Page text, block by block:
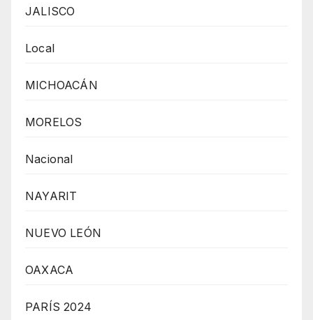
JALISCO
Local
MICHOACÁN
MORELOS
Nacional
NAYARIT
NUEVO LEÓN
OAXACA
PARÍS 2024